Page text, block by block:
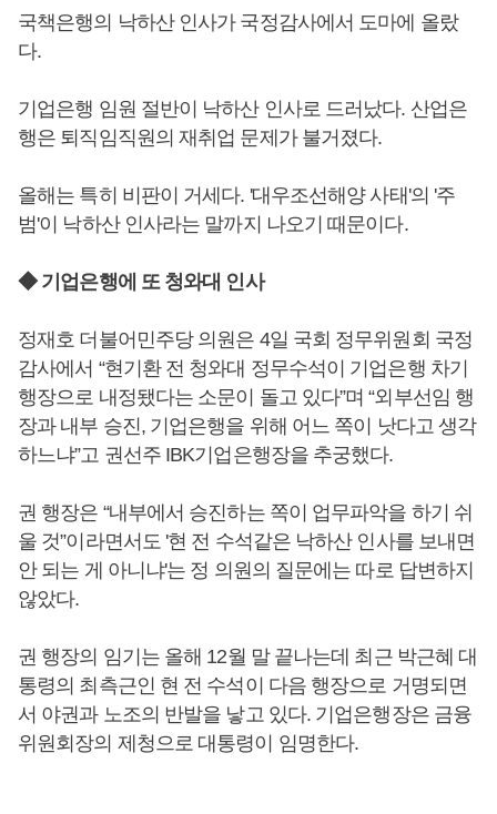
국책은행의 낙하산 인사가 국정감사에서 도마에 올랐
다.
기업은행 임원 절반이 낙하산 인사로 드러났다. 산업은
행은 퇴직임직원의 재취업 문제가 불거졌다.
올해는 특히 비판이 거세다. '대우조선해양 사태'의 '주
범'이 낙하산 인사라는 말까지 나오기 때문이다.
◆ 기업은행에 또 청와대 인사
정재호 더불어민주당 의원은 4일 국회 정무위원회 국정
감사에서 “현기환 전 청와대 정무수석이 기업은행 차기
행장으로 내정됐다는 소문이 돌고 있다”며 “외부선임 행
장과 내부 승진, 기업은행을 위해 어느 쪽이 낫다고 생각
하느냐”고 권선주 IBK기업은행장을 추궁했다.
권 행장은 “내부에서 승진하는 쪽이 업무파악을 하기 쉬
울 것”이라면서도 '현 전 수석같은 낙하산 인사를 보내면
안 되는 게 아니냐'는 정 의원의 질문에는 따로 답변하지
않았다.
권 행장의 임기는 올해 12월 말 끝나는데 최근 박근혜 대
통령의 최측근인 현 전 수석이 다음 행장으로 거명되면
서 야권과 노조의 반발을 낳고 있다. 기업은행장은 금융
위원회장의 제청으로 대통령이 임명한다.